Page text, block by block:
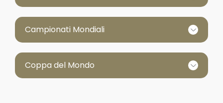
Campionati Mondiali
Coppa del Mondo